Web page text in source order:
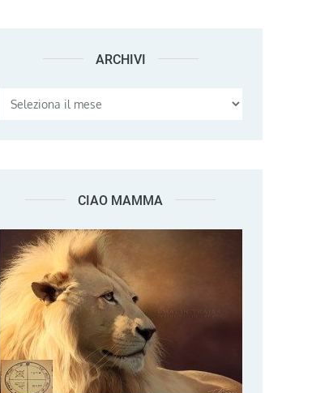
ARCHIVI Archivi
CIAO MAMMA